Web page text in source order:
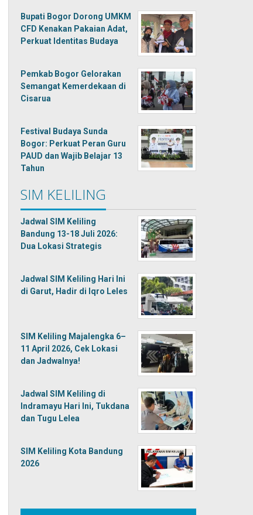
Bupati Bogor Dorong UMKM
CFD Kenakan Pakaian Adat,
Perkuat Identitas Budaya
Pemkab Bogor Gelorakan
Semangat Kemerdekaan di
Cisarua
Festival Budaya Sunda
Bogor: Perkuat Peran Guru
PAUD dan Wajib Belajar 13
Tahun
SIM KELILING
Jadwal SIM Keliling
Bandung 13-18 Juli 2026:
Dua Lokasi Strategis
Jadwal SIM Keliling Hari Ini
di Garut, Hadir di Iqro Leles
SIM Keliling Majalengka 6–
11 April 2026, Cek Lokasi
dan Jadwalnya!
Jadwal SIM Keliling di
Indramayu Hari Ini, Tukdana
dan Tugu Lelea
SIM Keliling Kota Bandung
2026